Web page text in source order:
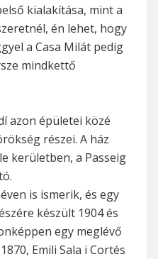
kialakítása, mint a
én lehet, hogy
a Casa Milát pedig
mindkettő
azon épületei közé
részei. A ház
kerületben, a Passeig
is ismerik, és egy
készült 1904 és
egy meglévő
Emili Sala i Cortés